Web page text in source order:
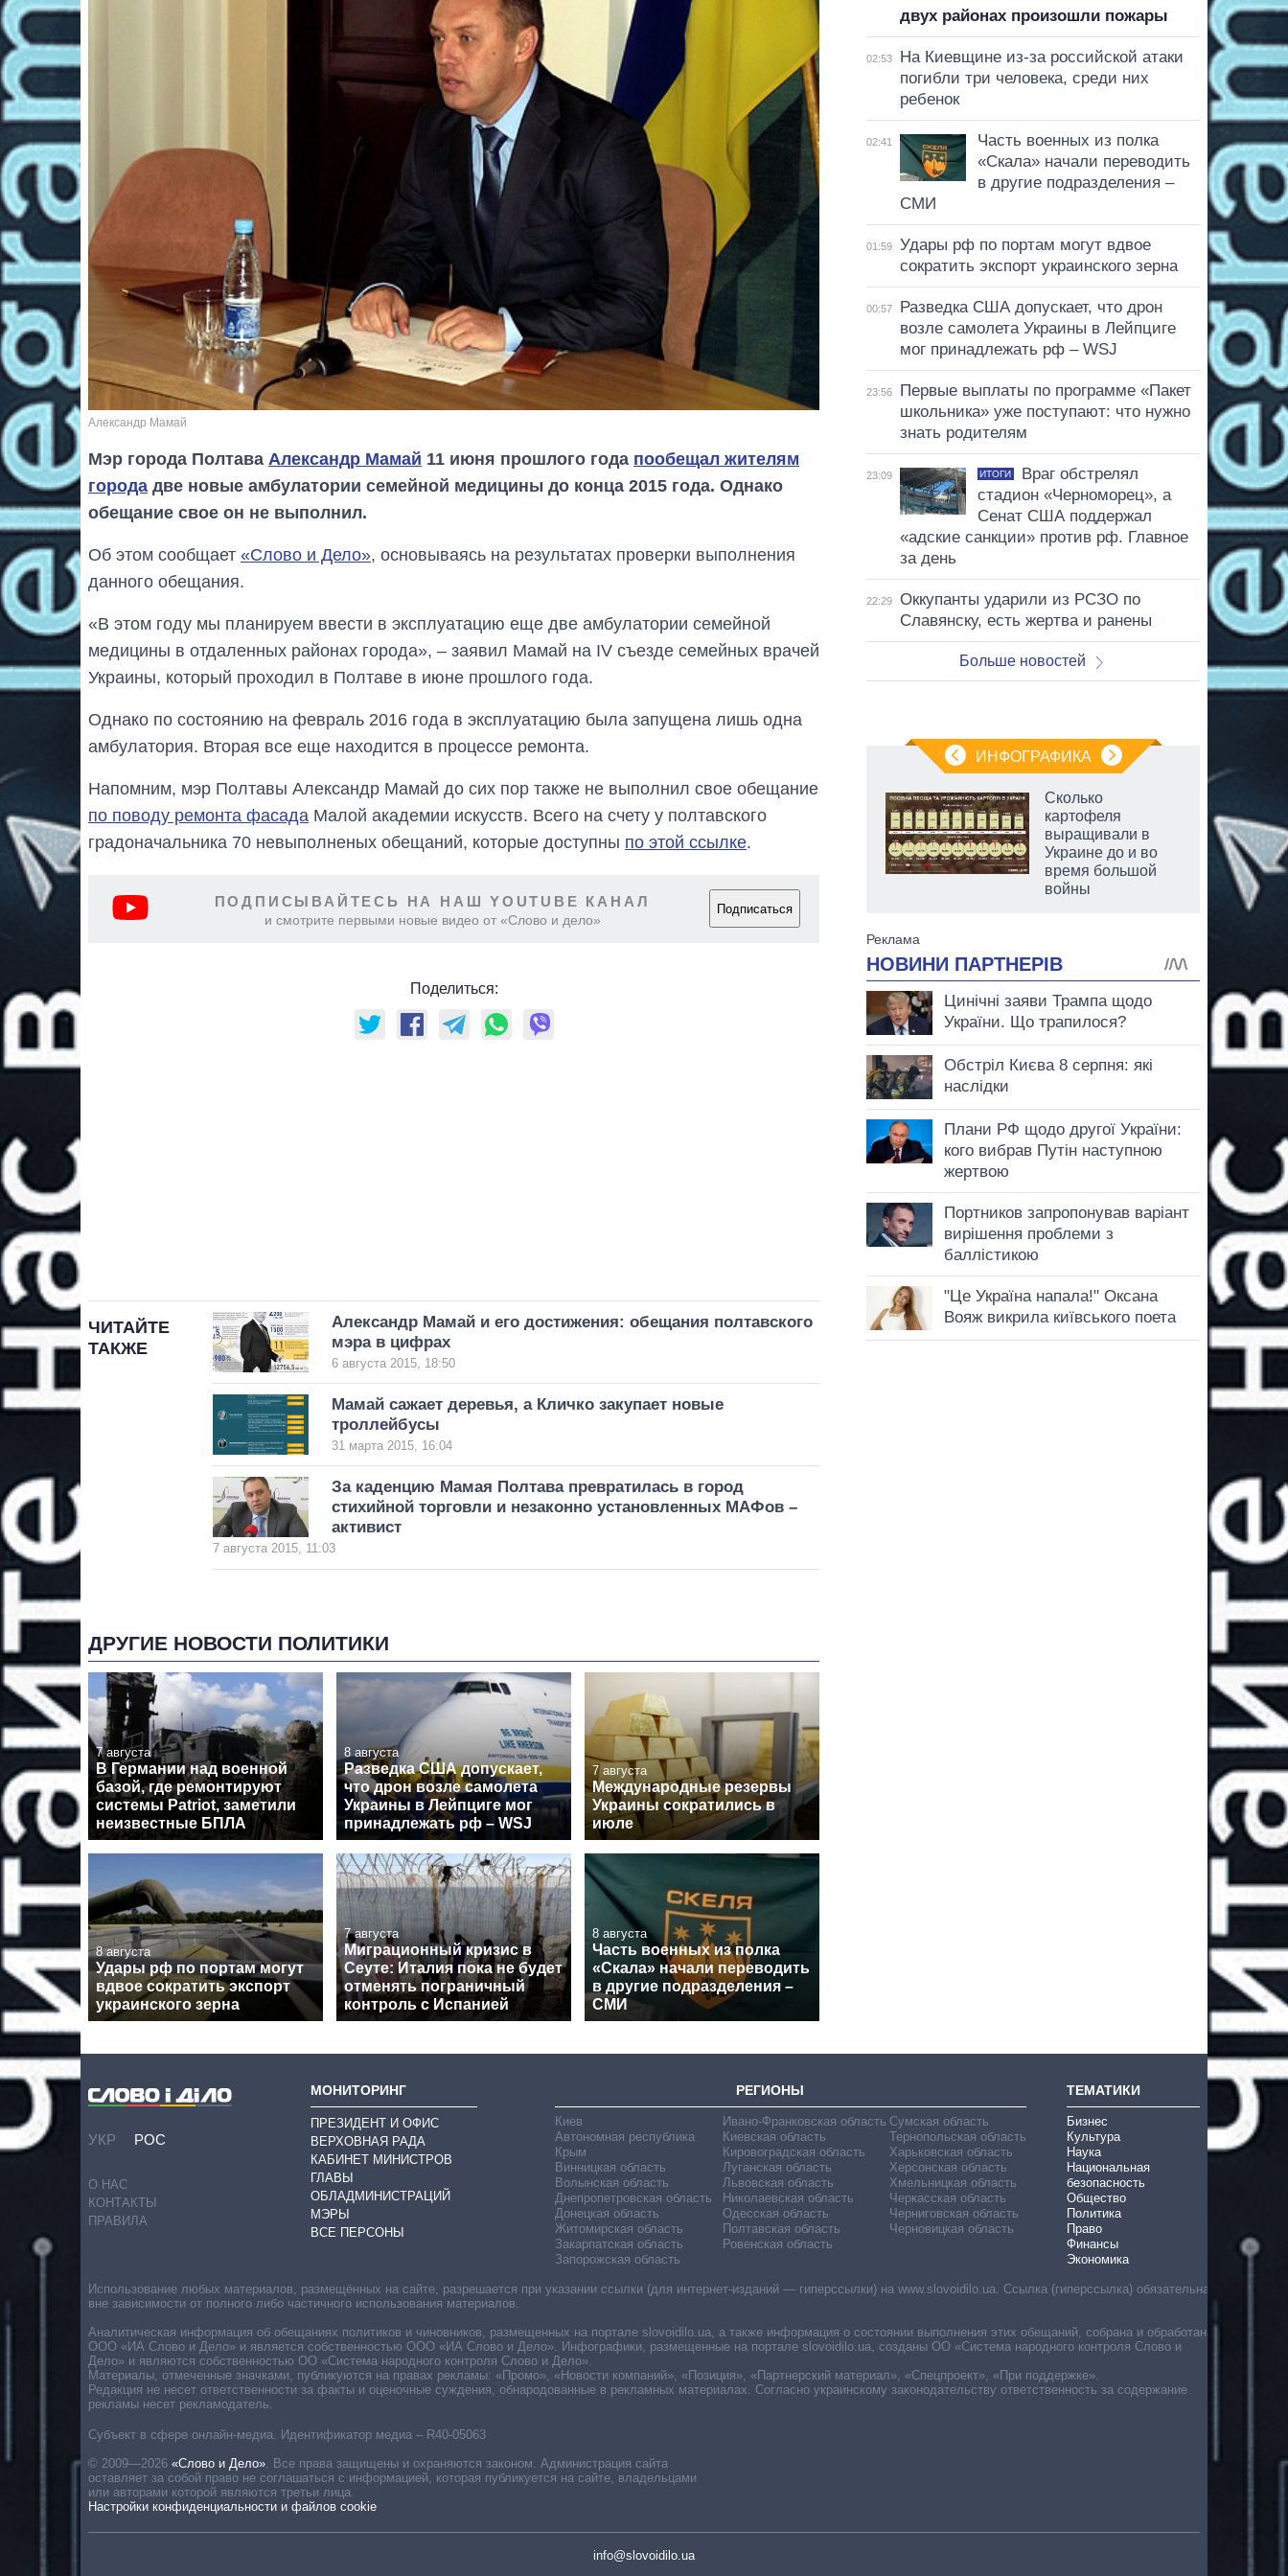
Александр Мамай
Мэр города Полтава Александр Мамай 11 июня прошлого года пообещал жителям
города две новые амбулатории семейной медицины до конца 2015 года. Однако
обещание свое он не выполнил.
Об этом сообщает «Слово и Дело», основываясь на результатах проверки выполнения
данного обещания.
«В этом году мы планируем ввести в эксплуатацию еще две амбулатории семейной
медицины в отдаленных районах города», – заявил Мамай на IV съезде семейных врачей
Украины, который проходил в Полтаве в июне прошлого года.
Однако по состоянию на февраль 2016 года в эксплуатацию была запущена лишь одна
амбулатория. Вторая все еще находится в процессе ремонта.
Напомним, мэр Полтавы Александр Мамай до сих пор также не выполнил свое обещание
по поводу ремонта фасада Малой академии искусств. Всего на счету у полтавского
градоначальника 70 невыполненых обещаний, которые доступны по этой ссылке.
ПОДПИСЫВАЙТЕСЬ НА НАШ YOUTUBE КАНАЛ
и смотрите первыми новые видео от «Слово и дело»
Подписаться
Поделиться:
ЧИТАЙТЕ
ТАКЖЕ
Александр Мамай и его достижения: обещания полтавского
мэра в цифрах
6 августа 2015, 18:50
Мамай сажает деревья, а Кличко закупает новые
троллейбусы
31 марта 2015, 16:04
За каденцию Мамая Полтава превратилась в город
стихийной торговли и незаконно установленных МАФов –
активист
7 августа 2015, 11:03
ДРУГИЕ НОВОСТИ ПОЛИТИКИ
7 августа
В Германии над военной
базой, где ремонтируют
системы Patriot, заметили
неизвестные БПЛА
8 августа
Разведка США допускает,
что дрон возле самолета
Украины в Лейпциге мог
принадлежать рф – WSJ
7 августа
Международные резервы
Украины сократились в
июле
8 августа
Удары рф по портам могут
вдвое сократить экспорт
украинского зерна
7 августа
Миграционный кризис в
Сеуте: Италия пока не будет
отменять пограничный
контроль с Испанией
8 августа
Часть военных из полка
«Скала» начали переводить
в другие подразделения –
СМИ
двух районах произошли пожары
02:53
На Киевщине из-за российской атаки
погибли три человека, среди них
ребенок
02:41
Часть военных из полка
«Скала» начали переводить
в другие подразделения –
СМИ
01:59
Удары рф по портам могут вдвое
сократить экспорт украинского зерна
00:57
Разведка США допускает, что дрон
возле самолета Украины в Лейпциге
мог принадлежать рф – WSJ
23:56
Первые выплаты по программе «Пакет
школьника» уже поступают: что нужно
знать родителям
23:09 ИТОГИ
Враг обстрелял
стадион «Черноморец», а
Сенат США поддержал
«адские санкции» против рф. Главное
за день
22:29
Оккупанты ударили из РСЗО по
Славянску, есть жертва и ранены
Больше новостей
ИНФОГРАФИКА
От 1 месяца – до 5
лет: кто и как долго
должность
Сколько
картофеля
выращивали в
Украине до и во
время большой
войны
УКР РОС
О НАС
КОНТАКТЫ
ПРАВИЛА
МОНИТОРИНГ
ПРЕЗИДЕНТ И ОФИС
ВЕРХОВНАЯ РАДА
КАБИНЕТ МИНИСТРОВ
ГЛАВЫ
ОБЛАДМИНИСТРАЦИЙ
МЭРЫ
ВСЕ ПЕРСОНЫ
РЕГИОНЫ
Киев
Автономная республика
Крым
Винницкая область
Волынская область
Днепропетровская область
Донецкая область
Житомирская область
Закарпатская область
Запорожская область
Ивано-Франковская область
Киевская область
Кировоградская область
Луганская область
Львовская область
Николаевская область
Одесская область
Полтавская область
Ровенская область
Сумская область
Тернопольская область
Харьковская область
Херсонская область
Хмельницкая область
Черкасская область
Черниговская область
Черновицкая область
ТЕМАТИКИ
Бизнес
Культура
Наука
Национальная
безопасность
Общество
Политика
Право
Финансы
Экономика
Субъект в сфере онлайн-медиа. Идентификатор медиа – R40-05063
© 2009—2026 «Слово и Дело»
Все права защищены и охраняются законом. Администрация сайта
оставляет за собой право не соглашаться с информацией, которая публикуется на сайте, владельцами
или авторами которой являются третьи лица.
Настройки конфиденциальности и файлов cookie
info@slovoidilo.ua
Использование любых материалов, размещённых на сайте, разрешается при указании ссылки (для интернет-изданий — гиперссылки) на www.slovoidilo.ua. Ссылка (гиперссылка) обязательна
вне зависимости от полного либо частичного использования материалов.
Аналитическая информация об обещаниях политиков и чиновников, размещенных на портале slovoidilo.ua, а также информация о состоянии выполнения этих обещаний, собрана и обработана
ООО «ИА Слово и Дело» и является собственностью ООО «ИА Слово и Дело». Инфографики, размещенные на портале slovoidilo.ua, созданы ОО «Система народного контроля Слово и
Дело» и являются собственностью ОО «Система народного контроля Слово и Дело».
Материалы, отмеченные значками, публикуются на правах рекламы: «Промо», «Новости компаний», «Позиция», «Партнерский материал», «Спецпроект», «При поддержке».
Редакция не несет ответственности за факты и оценочные суждения, обнародованные в рекламных материалах. Согласно украинскому законодательству ответственность за содержание
рекламы несет рекламодатель.